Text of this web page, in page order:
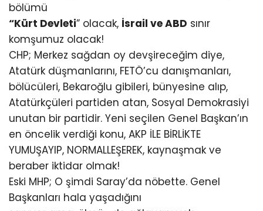
bölümü
“Kürt Devleti” olacak, İsrail ve ABD sınır
komşumuz olacak!
CHP; Merkez sağdan oy devşireceğim diye,
Atatürk düşmanlarını, FETÖ’cu danışmanları,
bölücüleri, Bekaroğlu gibileri, bünyesine alıp,
Atatürkçüleri partiden atan, Sosyal Demokrasiyi
unutan bir partidir. Yeni seçilen Genel Başkan’ın
en öncelik verdiği konu, AKP İLE BİRLİKTE
YUMUŞAYIP, NORMALLEŞEREK, kaynaşmak ve
beraber iktidar olmak!
Eski MHP; O şimdi Saray’da nöbette. Genel
Başkanları hala yaşadığını